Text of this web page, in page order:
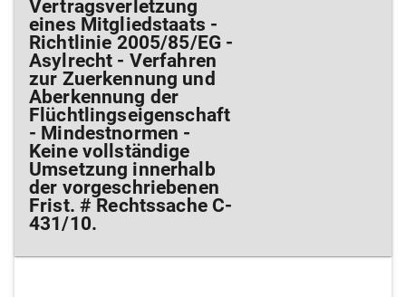
Vertragsverletzung
eines Mitgliedstaats -
Richtlinie 2005/85/EG -
Asylrecht - Verfahren
zur Zuerkennung und
Aberkennung der
Flüchtlingseigenschaft
- Mindestnormen -
Keine vollständige
Umsetzung innerhalb
der vorgeschriebenen
Frist. # Rechtssache C-
431/10.